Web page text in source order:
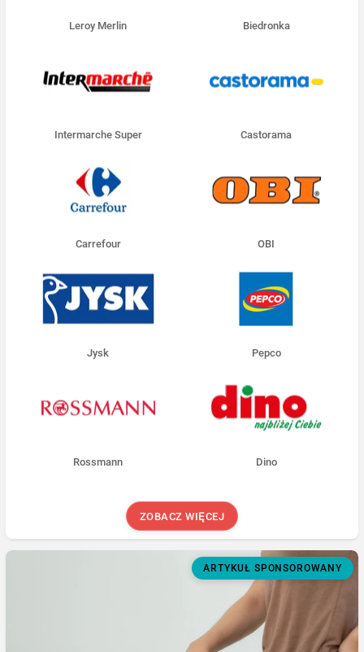
Leroy Merlin Biedronka
Intermarche Super Castorama
Carrefour OBI
Jysk Pepco
Rossmann Dino
ZOBACZ WIĘCEJ
ARTYKUŁ SPONSOROWANY